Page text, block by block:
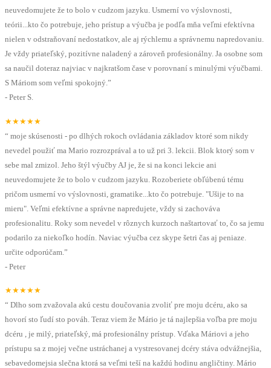
neuvedomujete že to bolo v cudzom jazyku. Usmerní vo výslovnosti,
teórii...kto čo potrebuje, jeho prístup a výučba je podľa mňa veľmi efektívna
nielen v odstraňovaní nedostatkov, ale aj rýchlemu a správnemu napredovaniu.
Je vždy priateľský, pozitívne naladený a zároveň profesionálny. Ja osobne som
sa naučil doteraz najviac v najkratšom čase v porovnaní s minulými výučbami.
S Máriom som veľmi spokojný.”
- Peter S.
★★★★★
“ moje skúsenosti - po dlhých rokoch ovládania základov ktoré som nikdy
nevedel použiť ma Mario rozrozprával a to už pri 3. lekcii. Blok ktorý som v
sebe mal zmizol. Jeho štýl výučby AJ je, že si na konci lekcie ani
neuvedomujete že to bolo v cudzom jazyku. Rozoberiete obľúbenú tému
pričom usmerní vo výslovnosti, gramatike...kto čo potrebuje. "Ušije to na
mieru". Veľmi efektívne a správne napredujete, vždy si zachováva
profesionalitu. Roky som nevedel v rôznych kurzoch naštartovať to, čo sa jemu
podarilo za niekoľko hodín. Naviac výučba cez skype šetri čas aj peniaze.
určite odporúčam. ”
- Peter
★★★★★
“ Dlho som zvažovala akú cestu doučovania zvoliť pre moju dcéru, ako sa
hovorí sto ľudí sto pováh. Teraz viem že Mário je tá najlepšia voľba pre moju
dcéru , je milý, priateľský, má profesionálny prístup. Vďaka Máriovi a jeho
prístupu sa z mojej večne ustráchanej a vystresovanej dcéry stáva odvážnejšia,
sebavedomejsia slečna ktorá sa veľmi teší na každú hodinu angličtiny. Mário